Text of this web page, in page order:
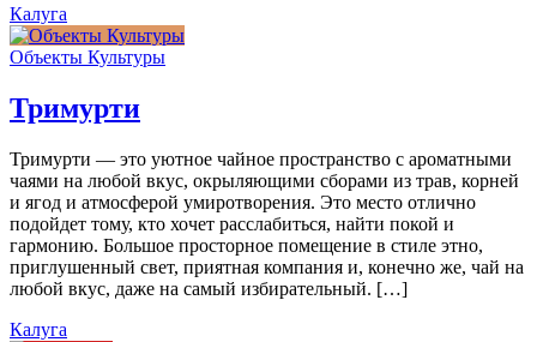
Калуга
Объекты Культуры
Тримурти
Тримурти — это уютное чайное пространство с ароматными
чаями на любой вкус, окрыляющими сборами из трав, корней
и ягод и атмосферой умиротворения. Это место отлично
подойдет тому, кто хочет расслабиться, найти покой и
гармонию. Большое просторное помещение в стиле этно,
приглушенный свет, приятная компания и, конечно же, чай на
любой вкус, даже на самый избирательный. […]
Калуга